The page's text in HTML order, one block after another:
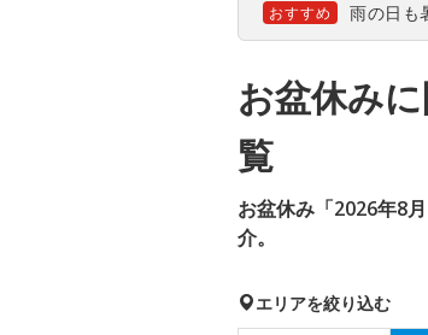
おすすめ 雨の日も
お盆休み
覧
お盆休み「2026年8
介。
エリアを絞り込む